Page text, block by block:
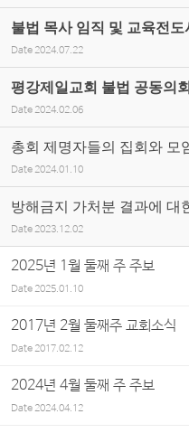
불법 목사 임직 및 교육전
Date 2024.07.22
평강제일교회 불법 공동의
Date 2024.02.06
총회 제명자들의 집회와 모
Date 2024.01.10
방해금지 가처분 결과에 대
Date 2023.12.02
2025년 1월 둘째 주 주보
Date2025.01.10
2017년 2월 둘째주 교회소식
Date2017.02.12
2024년 4월 둘째 주 주보
Date2024.04.12